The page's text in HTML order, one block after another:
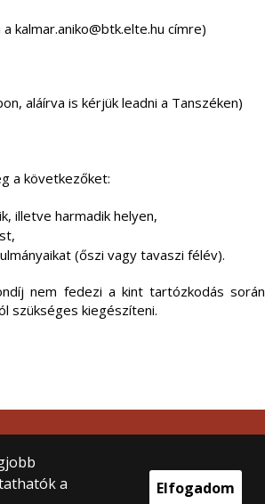
kalmar.aniko@btk.elte.hu címre)
aláírva is kérjük leadni a Tanszéken)
a következőket:
illetve harmadik helyen,
(őszi vagy tavaszi félév).
nem fedezi a kint tartózkodás során
szükséges kiegészíteni.
a
Elfogadom
© 2025 Eötvös Loránd Tudományegyetem
Minden jog fenntartva.
1053 Budapest, Egyetem tér 1–3.
Központi telefonszám: +36 1 411 6500